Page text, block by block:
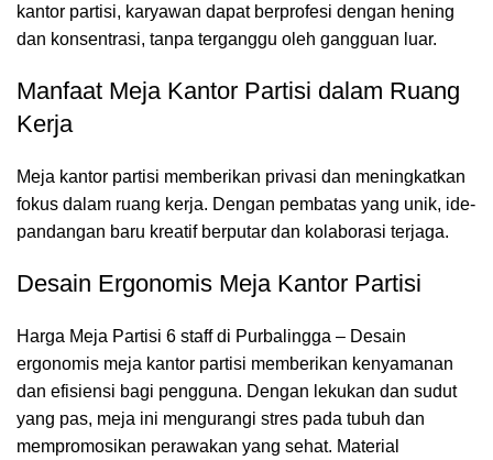
kantor partisi, karyawan dapat berprofesi dengan hening
dan konsentrasi, tanpa terganggu oleh gangguan luar.
Manfaat Meja Kantor Partisi dalam Ruang
Kerja
Meja kantor partisi memberikan privasi dan meningkatkan
fokus dalam ruang kerja. Dengan pembatas yang unik, ide-
pandangan baru kreatif berputar dan kolaborasi terjaga.
Desain Ergonomis Meja Kantor Partisi
Harga Meja Partisi 6 staff di Purbalingga – Desain
ergonomis meja kantor partisi memberikan kenyamanan
dan efisiensi bagi pengguna. Dengan lekukan dan sudut
yang pas, meja ini mengurangi stres pada tubuh dan
mempromosikan perawakan yang sehat. Material